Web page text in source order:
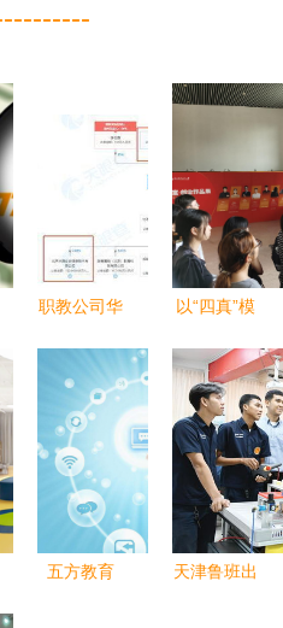
职教公司华
新文化2.91
亿元战投，
李永新间接
参股推动教
育服务升级
以“四真”模
教育改革，
深职大交出
亮眼成绩单
五方教育
天津鲁班出